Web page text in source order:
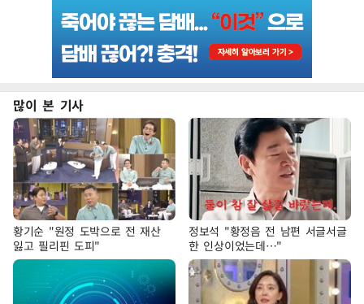
많이 본 기사
황기순 "원정 도박으로 전 재산
잃고 필리핀 도피"
정보석 "황정음 전 남편 서글서글
한 인상이었는데…"